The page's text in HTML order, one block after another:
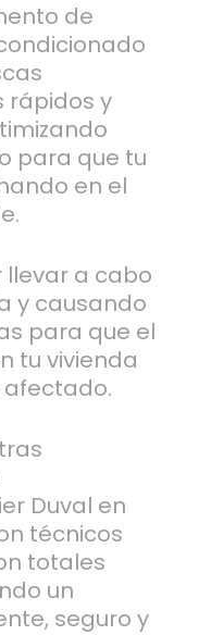
de
rápidos y
para que tu
en el
llevar a cabo
y causando
para que el
tu vivienda
afectado.
Duval en
técnicos
totales
un
seguro y